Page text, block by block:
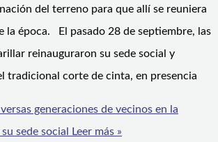
del terreno para que allí se reuniera
la época. El pasado 28 de septiembre, las
reinauguraron su sede social y
tradicional corte de cinta, en presencia
generaciones de vecinos en la
sede social
Leer más »